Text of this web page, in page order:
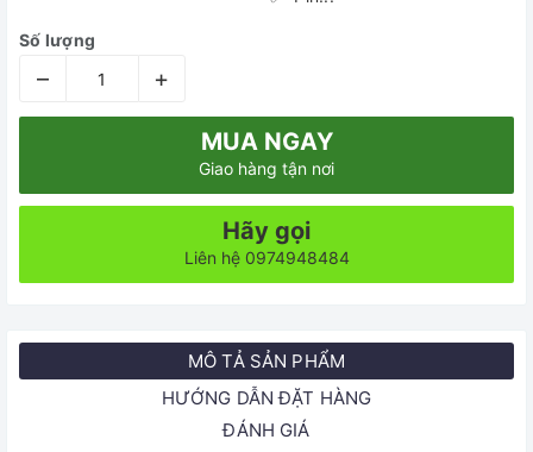
Số lượng
– +
MUA NGAY
Giao hàng tận nơi
Hãy gọi
Liên hệ 0974948484
MÔ TẢ SẢN PHẨM
HƯỚNG DẪN ĐẶT HÀNG
ĐÁNH GIÁ